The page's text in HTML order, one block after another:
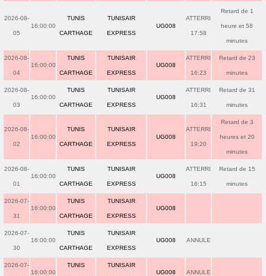
2026-08-
05
16:00:00
TUNIS
CARTHAGE
TUNISAIR
EXPRESS
UG008
ATTERRI
17:58
Retard de 1
heure et 58
minutes
2026-08-
04
16:00:00
TUNIS
CARTHAGE
TUNISAIR
EXPRESS
UG008
ATTERRI
16:23
Retard de 23
minutes
2026-08-
03
16:00:00
TUNIS
CARTHAGE
TUNISAIR
EXPRESS
UG008
ATTERRI
16:31
Retard de 31
minutes
2026-08-
02
16:00:00
TUNIS
CARTHAGE
TUNISAIR
EXPRESS
UG008
ATTERRI
19:20
Retard de 3
heures et 20
minutes
2026-08-
01
16:00:00
TUNIS
CARTHAGE
TUNISAIR
EXPRESS
UG008
ATTERRI
16:15
Retard de 15
minutes
2026-07-
31
16:00:00
TUNIS
CARTHAGE
TUNISAIR
EXPRESS
UG008
2026-07-
30
16:00:00
TUNIS
CARTHAGE
TUNISAIR
EXPRESS
UG008 ANNULE
2026-07-
16:00:00
TUNIS TUNISAIR
UG008 ANNULE